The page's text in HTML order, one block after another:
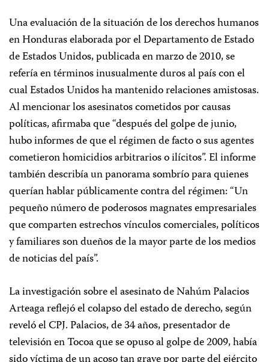
Una evaluación de la situación de los derechos humanos
en Honduras elaborada por el Departamento de Estado
de Estados Unidos, publicada en marzo de 2010, se
refería en términos inusualmente duros al país con el
cual Estados Unidos ha mantenido relaciones amistosas.
Al mencionar los asesinatos cometidos por causas
políticas, afirmaba que “después del golpe de junio,
hubo informes de que el régimen de facto o sus agentes
cometieron homicidios arbitrarios o ilícitos”. El informe
también describía un panorama sombrío para quienes
querían hablar públicamente contra del régimen: “Un
pequeño número de poderosos magnates empresariales
que comparten estrechos vínculos comerciales, políticos
y familiares son dueños de la mayor parte de los medios
de noticias del país”.
La investigación sobre el asesinato de Nahúm Palacios
Arteaga reflejó el colapso del estado de derecho, según
reveló el CPJ. Palacios, de 34 años, presentador de
televisión en Tocoa que se opuso al golpe de 2009, había